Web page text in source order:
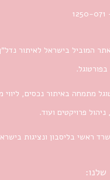
1250-071
המוביל בישראל לאיתור
מתמחה באיתור נכסים, ליווי
פרויקטים ועוד.
ראשי בליסבון ונציגות
שלנו: